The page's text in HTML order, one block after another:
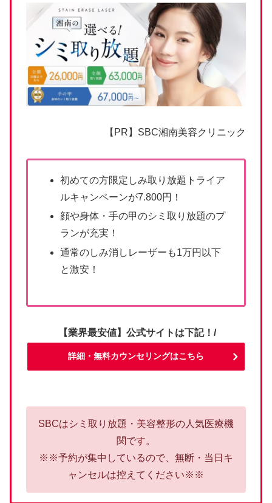
【PR】SBC湘南美容クリニック
初めての方限定しみ取り放題トライア
ルキャンペーンが7.800円！
顔や身体・手の甲のシミ取り放題のプ
ランが充実！
通常のしみ消しレーザーも1万円以下
と激安！
【業界最安値】公式サイトは下記！/
詳細・無料カウンセリングはこちら
SBCはシミ取り放題・美容整形の人気医療機
関です。
※※予約が集中しているので、無断・当日キ
ャンセルは控えてください※※